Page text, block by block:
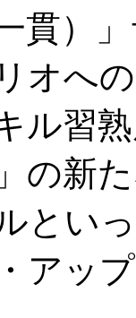
貫）
オへ
ル習
の新
とい
アッ